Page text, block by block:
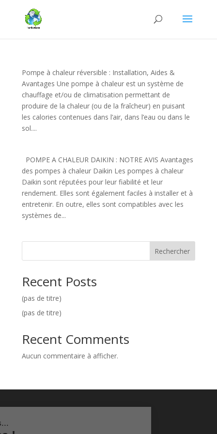
Pompe à chaleur réversible : Installation, Aides &
Avantages Une pompe à chaleur est un système de
chauffage et/ou de climatisation permettant de
produire de la chaleur (ou de la fraîcheur) en puisant
les calories contenues dans l’air, dans l’eau ou dans le
sol....
POMPE A CHALEUR DAIKIN : NOTRE AVIS Avantages
des pompes à chaleur Daikin Les pompes à chaleur
Daikin sont réputées pour leur fiabilité et leur
rendement. Elles sont également faciles à installer et à
entretenir. En outre, elles sont compatibles avec les
systèmes de...
Rechercher
Recent Posts
(pas de titre)
(pas de titre)
Recent Comments
Aucun commentaire à afficher.
!